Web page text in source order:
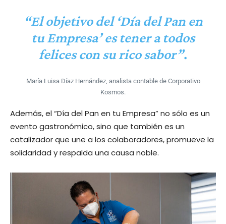
“El objetivo del ‘Día del Pan en
tu Empresa’ es tener a todos
felices con su rico sabor”.
María Luisa Díaz Hernández, analista contable de Corporativo
Kosmos.
Además, el “Día del Pan en tu Empresa” no sólo es un
evento gastronómico, sino que también es un
catalizador que une a los colaboradores, promueve la
solidaridad y respalda una causa noble.